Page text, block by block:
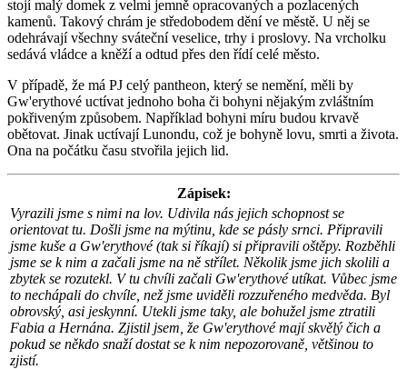
stojí malý domek z velmi jemně opracovaných a pozlacených
kamenů. Takový chrám je středobodem dění ve městě. U něj se
odehrávají všechny sváteční veselice, trhy i proslovy. Na vrcholku
sedává vládce a kněží a odtud přes den řídí celé město.
V případě, že má PJ celý pantheon, který se nemění, měli by
Gw'erythové uctívat jednoho boha či bohyni nějakým zvláštním
pokřiveným způsobem. Například bohyni míru budou krvavě
obětovat. Jinak uctívají Lunondu, což je bohyně lovu, smrti a života.
Ona na počátku času stvořila jejich lid.
Zápisek:
Vyrazili jsme s nimi na lov. Udivila nás jejich schopnost se
orientovat tu. Došli jsme na mýtinu, kde se pásly srnci. Připravili
jsme kuše a Gw'erythové (tak si říkají) si připravili oštěpy. Rozběhli
jsme se k nim a začali jsme na ně střílet. Několik jsme jich skolili a
zbytek se rozutekl. V tu chvíli začali Gw'erythové utíkat. Vůbec jsme
to nechápali do chvíle, než jsme uviděli rozzuřeného medvěda. Byl
obrovský, asi jeskynní. Utekli jsme taky, ale bohužel jsme ztratili
Fabia a Hernána. Zjistil jsem, že Gw'erythové mají skvělý čich a
pokud se někdo snaží dostat se k nim nepozorovaně, většinou to
zjistí.